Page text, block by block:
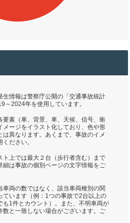
生情報は警察庁公開の「交通事故統計
～2024年を使用しています。
要素（車、背景、車、天候、信号、衝
メージをイラスト化しており、色や形
異なります。あくまで、事故のイメ
ださい。
ト上では最大２台（歩行者含む）まで
細は事故の個別ページの文字情報をご
車両の数ではなく、該当車両種別の関
ています（例：1つの事故で2台以上の
も1件とカウント）。また、不明車両が
数と一致しない場合がございます。ご